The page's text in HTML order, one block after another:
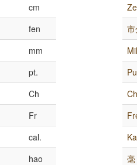
cm
fen
mm
pt.
Ch
Fr
cal.
hao